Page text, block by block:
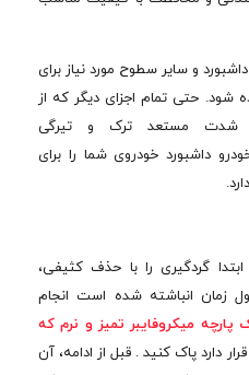
و سایر سطوح مورد نیاز برای
شود. حتی تمام اجزای دیگر که از
شدت مستعد ترک و تیرگی
داشبورد خودروی شما را برای
گردگیری را با حذف کثیفی،
زمان انباشته شده است انجام
میکروفایبر تمیز و نرم که
دارد پاک کنید . قبل از ادامه، آن